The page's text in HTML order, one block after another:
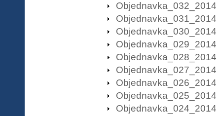
Objednavka_032_2014
Objednavka_031_2014
Objednavka_030_2014
Objednavka_029_2014
Objednavka_028_2014
Objednavka_027_2014
Objednavka_026_2014
Objednavka_025_2014
Objednavka_024_2014